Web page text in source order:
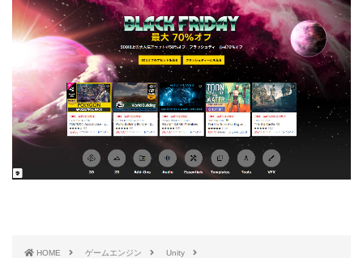
HOME ゲームエンジン
Unity